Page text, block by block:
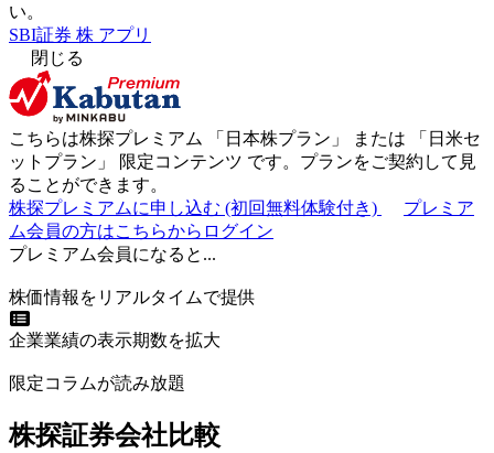
い。
SBI証券 株 アプリ
閉じる
こちらは株探プレミアム 「 日本株プラン 」 または 「 日米セ
ットプラン 」 限定コンテンツ です。プランをご契約して見
ることができます。
株探プレミアムに申し込む (初回無料体験付き)
プレミア
ム会員の方はこちらからログイン
プレミアム会員になると...
株価情報をリアルタイムで提供
企業業績の表示期数を拡大
限定コラムが読み放題
株探証券会社比較